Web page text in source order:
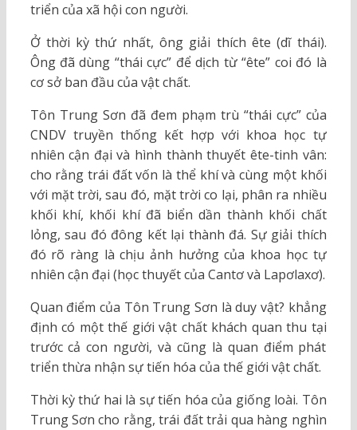
triển của xã hội con người.
Ở thời kỳ thứ nhất, ông giải thích ête (dĩ thái).
Ông đã dùng “thái cực” để dịch từ “ête” coi đó là
cơ sở ban đầu của vật chất.
Tôn Trung Sơn đã đem phạm trù “thái cực” của
CNDV truyền thống kết hợp với khoa học tự
nhiên cận đại và hình thành thuyết ête-tinh vân:
cho rằng trái đất vốn là thể khí và cùng một khối
với mặt trời, sau đó, mặt trời co lại, phân ra nhiều
khối khí, khối khí đã biển dần thành khối chất
lỏng, sau đó đông kết lại thành đá. Sự giải thích
đó rõ ràng là chịu ảnh hưởng của khoa học tự
nhiên cận đại (học thuyết của Cantơ và Lapơlaxơ).
Quan điểm của Tôn Trung Sơn là duy vật? khẳng
định có một thế giới vật chất khách quan thu tại
trước cả con người, và cũng là quan điểm phát
triển thừa nhận sự tiến hóa của thế giới vật chất.
Thời kỳ thứ hai là sự tiến hóa của giống loài. Tôn
Trung Sơn cho rằng, trái đất trải qua hàng nghìn